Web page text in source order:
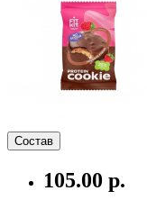
Состав
105.00 р.